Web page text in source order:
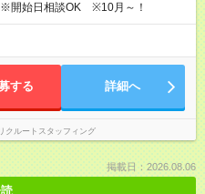
開始日相談OK ※10月～！
する 詳細へ
クルートスタッフィング
掲載日：2026.08.06